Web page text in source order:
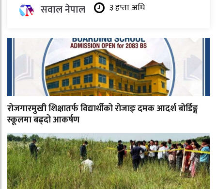
सवाल नेपाल ३ हप्ता अघि
रोजगारमुखी शिक्षातर्फ विद्यार्थीको रोजाइः दमक आदर्श बोर्डिङ्ग
स्कूलमा बढ्दो आकर्षण